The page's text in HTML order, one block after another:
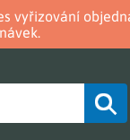
vyřizování